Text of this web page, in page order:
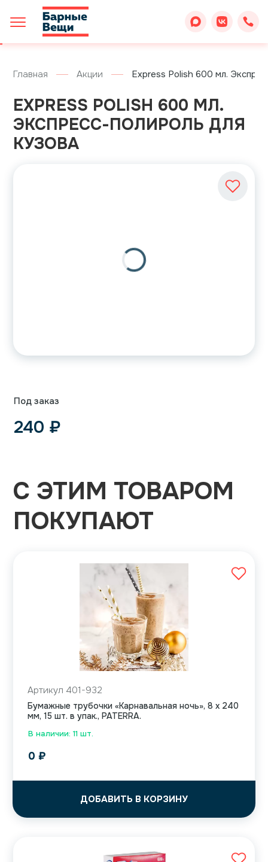
Главная Акции Express Polish 600 мл.
EXPRESS POLISH 600 МЛ.
ЭКСПРЕСС-ПОЛИРОЛЬ ДЛЯ
КУЗОВА
Под заказ
240 ₽
С ЭТИМ ТОВАРОМ
ПОКУПАЮТ
В наличии: 11 шт.
Артикул 401-932
Бумажные трубочки «Карнавальная ночь», 8 х 240
мм, 15 шт. в упак., PATERRA.
0 ₽
ДОБАВИТЬ В КОРЗИНУ